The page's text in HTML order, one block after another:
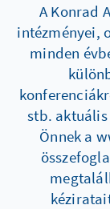
A Konrad
intézményei,
minden
stb.
Önnek a